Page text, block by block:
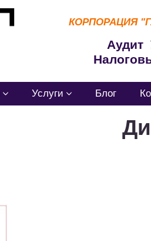
КОРПОРАЦИЯ
Аудит
Услуги Блог